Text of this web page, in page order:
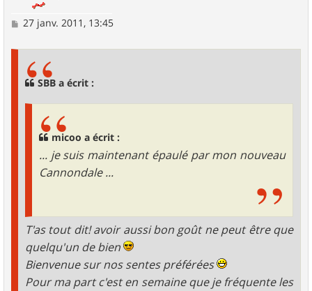
M
27 janv. 2011, 13:45
SBB a écrit :
micoo a écrit :
... je suis maintenant épaulé par mon nouveau
Cannondale ...
T'as tout dit! avoir aussi bon goût ne peut être que
quelqu'un de bien
Bienvenue sur nos sentes préférées
Pour ma part c'est en semaine que je fréquente les